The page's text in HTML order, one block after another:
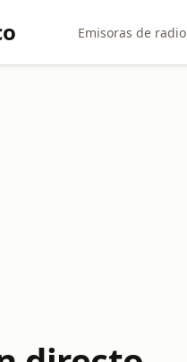
Emisoras de radio